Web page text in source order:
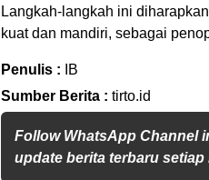
Langkah-langkah ini
kuat dan mandiri, sebagai
Penulis :
IB
Sumber Berita : tirto.id
Follow WhatsApp Channel
update berita terbaru setiap